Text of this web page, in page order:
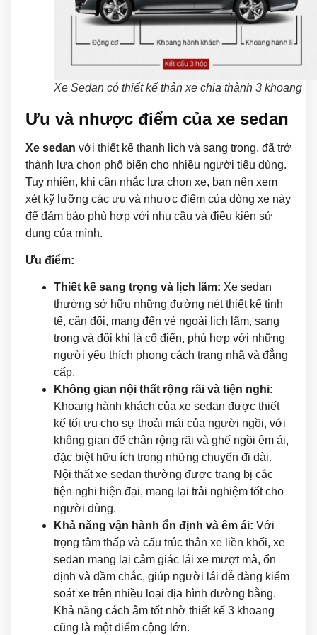
Xe Sedan có thiết kế thân xe chia thành 3 khoang
Ưu và nhược điểm của xe sedan
Xe sedan với thiết kế thanh lịch và sang trọng, đã trở
thành lựa chọn phổ biến cho nhiều người tiêu dùng.
Tuy nhiên, khi cân nhắc lựa chọn xe, bạn nên xem
xét kỹ lưỡng các ưu và nhược điểm của dòng xe này
để đảm bảo phù hợp với nhu cầu và điều kiện sử
dụng của mình.
Ưu điểm:
Thiết kế sang trọng và lịch lãm: Xe sedan
thường sở hữu những đường nét thiết kế tinh
tế, cân đối, mang đến vẻ ngoài lịch lãm, sang
trọng và đôi khi là cổ điển, phù hợp với những
người yêu thích phong cách trang nhã và đẳng
cấp.
Không gian nội thất rộng rãi và tiện nghi:
Khoang hành khách của xe sedan được thiết
kế tối ưu cho sự thoải mái của người ngồi, với
không gian để chân rộng rãi và ghế ngồi êm ái,
đặc biệt hữu ích trong những chuyến đi dài.
Nội thất xe sedan thường được trang bị các
tiện nghi hiện đại, mang lại trải nghiệm tốt cho
người dùng.
Khả năng vận hành ổn định và êm ái: Với
trọng tâm thấp và cấu trúc thân xe liền khối, xe
sedan mang lại cảm giác lái xe mượt mà, ổn
định và đầm chắc, giúp người lái dễ dàng kiểm
soát xe trên nhiều loại địa hình đường bằng.
Khả năng cách âm tốt nhờ thiết kế 3 khoang
cũng là một điểm cộng lớn.